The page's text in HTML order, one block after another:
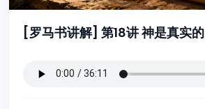
[罗马书讲解] 第18讲 神是真实的